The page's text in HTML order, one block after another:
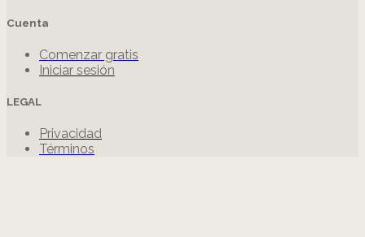
Cuenta
Comenzar gratis
Iniciar sesión
LEGAL
Privacidad
Términos